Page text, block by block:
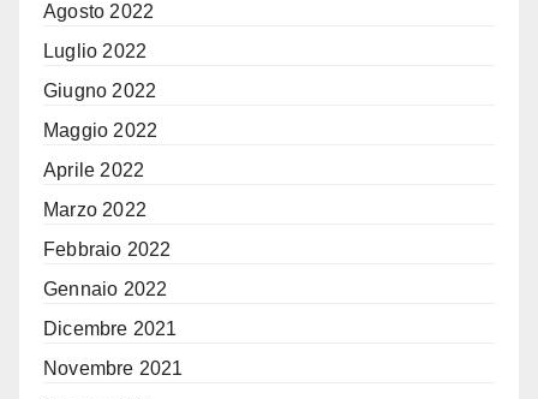
Agosto 2022
Luglio 2022
Giugno 2022
Maggio 2022
Aprile 2022
Marzo 2022
Febbraio 2022
Gennaio 2022
Dicembre 2021
Novembre 2021